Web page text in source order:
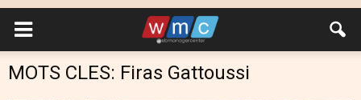
MOTS CLES: Firas Gattoussi